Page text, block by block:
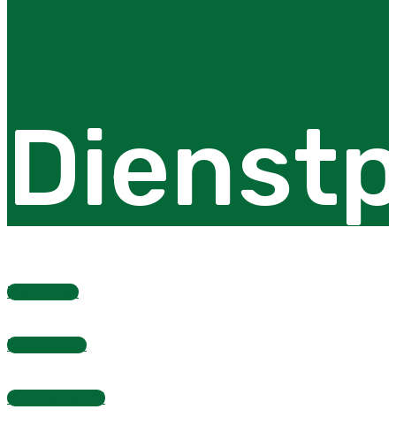
Dienstplan
Fragebogen
Stundenzettel